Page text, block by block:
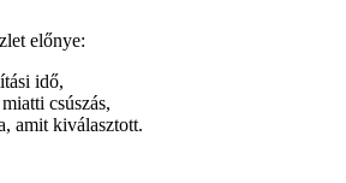
előnye:
idő,
csúszás,
amit kiválasztott.